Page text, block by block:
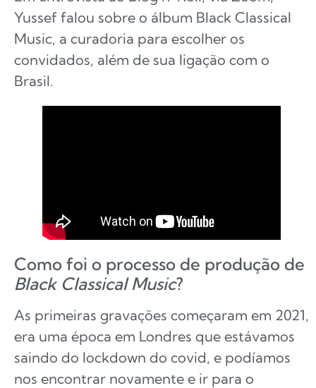
Yussef falou sobre o álbum Black Classical
Music, a curadoria para escolher os
convidados, além de sua ligação com o
Brasil.
Como foi o processo de produção de
Black Classical Music?
As primeiras gravações começaram em 2021,
era uma época em Londres que estávamos
saindo do lockdown do covid, e podíamos
nos encontrar novamente e ir para o